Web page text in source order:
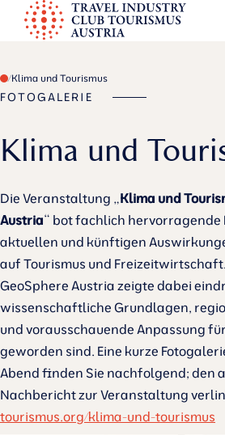
p
t
c
o
t
e
n
t
Klima und Tourismus
FOTOGALERIE
Klima und
Die Veranstaltung „Klima und
Austria“ bot fachlich hervorragende
aktuellen und künftigen
auf Tourismus und
GeoSphere Austria zeigte dabei
wissenschaftliche Grundlagen,
und vorausschauende Anpassung
geworden sind. Eine kurze
Abend finden Sie nachfolgend; den
Nachbericht zur Veranstaltung
tourismus.org/klima-und-tourismus